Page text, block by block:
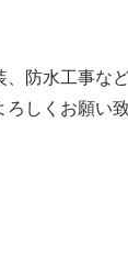
防水工事な
しくお願い致